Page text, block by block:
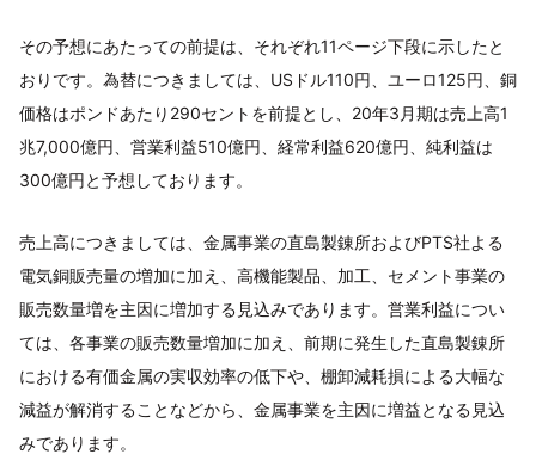
その予想にあたっての前提は、それぞれ11ページ下段に示したと
おりです。為替につきましては、USドル110円、ユーロ125円、銅
価格はポンドあたり290セントを前提とし、20年3月期は売上高1
兆7,000億円、営業利益510億円、経常利益620億円、純利益は
300億円と予想しております。
売上高につきましては、金属事業の直島製錬所およびPTS社よる
電気銅販売量の増加に加え、高機能製品、加工、セメント事業の
販売数量増を主因に増加する見込みであります。営業利益につい
ては、各事業の販売数量増加に加え、前期に発生した直島製錬所
における有価金属の実収効率の低下や、棚卸減耗損による大幅な
減益が解消することなどから、金属事業を主因に増益となる見込
みであります。